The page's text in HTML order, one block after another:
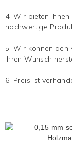
4. Wir bieten
hochwertige
5. Wir können den
Ihren Wunsch
6. Preis ist